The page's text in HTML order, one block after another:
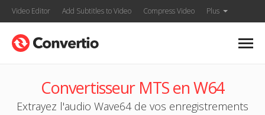
Video Editor Add Subtitles to Video Compress Video Plus
Convertisseur MTS en W64
Extrayez l'audio Wave64 de vos enregistrements